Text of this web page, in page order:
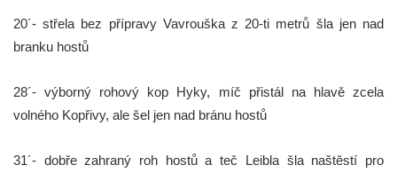
20´- střela bez přípravy Vavrouška z 20-ti metrů šla jen nad
branku hostů
28´- výborný rohový kop Hyky, míč přistál na hlavě zcela
volného Kopřivy, ale šel jen nad bránu hostů
31´- dobře zahraný roh hostů a teč Leibla šla naštěstí pro